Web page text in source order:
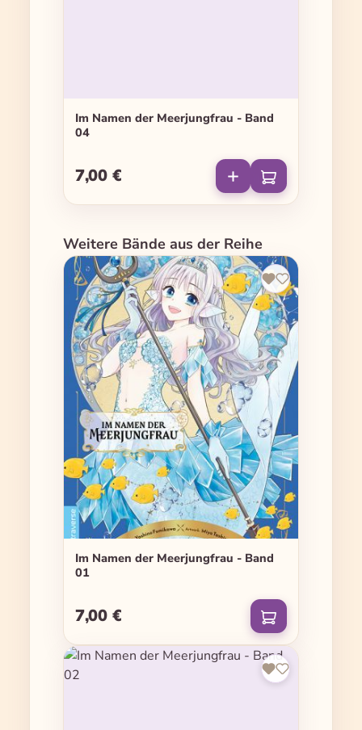
Im Namen der Meerjungfrau - Band
04
Regulärer Preis:
7,00 €
Produktgalerie überspringen
Weitere Bände aus der Reihe
Im Namen der Meerjungfrau - Band
01
Regulärer Preis:
7,00 €